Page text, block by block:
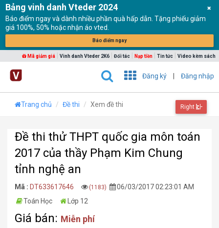
Bảng vinh danh Vteder 2024
Báo điểm ngay và dành nhiều phần quà hấp dẫn. Tặng phiếu giảm
giá 100%, 50% hoặc nhận áo vted.
Báo điểm ngay
Mã giảm giá Vinh danh Vteder 2K6 Đối tác Nạp tiền Tin tức Video kèm sách
Đăng ký Đăng nhập
Trang chủ Đề thi Xem đề thi Right
Đề thi thử THPT quốc gia môn toán
2017 của thầy Phạm Kim Chung
tỉnh nghệ an
Mã : DT633617646 (1183)
06/03/2017 02:23:01 AM
Toán Học
Lớp 12
Giá bán: Miễn phí